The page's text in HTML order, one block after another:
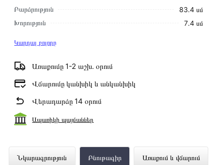
Բարձրություն
83․4 սմ
Խորություն
7․4 սմ
Կարդալ բոլորը
Առաքումը 1-2 աշխ․ օրում
Վճարումը կանխիկ և անկանխիկ
Վերադարձը 14 օրում
Ապառիկի պայմաններ
Նկարագրություն Բնութագիր Առաքում և վճարում
Հեռուստացույց HISENSE 65A6K